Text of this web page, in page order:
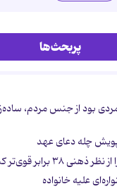
پربحث‌ها
بود از جنس مردم،
چله دعای عهد
برابر قوی‌تر کنیم؟